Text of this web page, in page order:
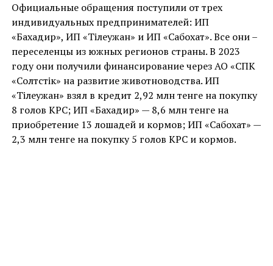
Официальные обращения поступили от трех
индивидуальных предпринимателей: ИП
«Бахадир», ИП «Тілеужан» и ИП «Сабохат». Все они –
переселенцы из южных регионов страны. В 2023
году они получили финансирование через АО «СПК
«Солтүстік» на развитие животноводства. ИП
«Тілеужан» взял в кредит 2,92 млн тенге на покупку
8 голов КРС; ИП «Бахадир» — 8,6 млн тенге на
приобретение 13 лошадей и кормов; ИП «Сабохат» —
2,3 млн тенге на покупку 5 голов КРС и кормов.